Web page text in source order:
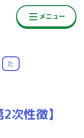
た
次性徴】